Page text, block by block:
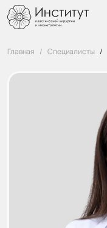
Главная Специалисты